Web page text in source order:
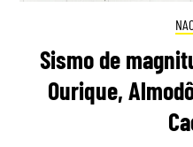
Sismo de
Ourique,